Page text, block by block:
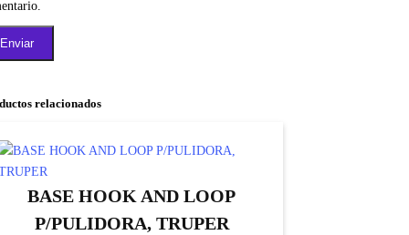
relacionados
BASE HOOK AND LOOP
P/PULIDORA, TRUPER